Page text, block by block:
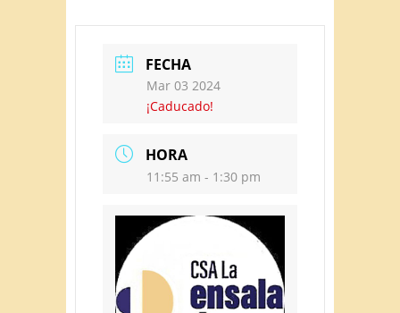
FECHA
Mar 03 2024
¡Caducado!
HORA
11:55 am - 1:30 pm